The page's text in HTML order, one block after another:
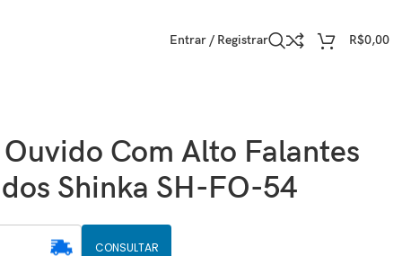
Entrar / Registrar R$0,00
Ouvido Com Alto Falantes
Shinka SH-FO-54
CONSULTAR